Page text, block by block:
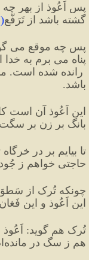
پس اَعُوذ از بهر
گشته باشد از تَرَفُّع(
پس چه موقع می
پناه می برم به
باشد.
این اَعُوذ آن است
بانگ بر زن بر
تا بیایم بر درِ خرگاه
حاجتی خواهم ز جُود
چونکه تُرک از
این اَعُوذ و این فَغان
تُرک هم گوید:
هم ز سگ در مانده‌ام اندر وطن